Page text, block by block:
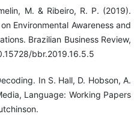
M. & Ribeiro, R. P. (2019).
Environmental Awareness and
Brazilian Business Review,
bbr.2019.16.5.5
In S. Hall, D. Hobson, A.
Language: Working Papers